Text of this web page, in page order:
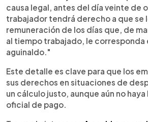
causa legal, antes del día veinte de
trabajador tendrá derecho a que se
remuneración de los días que, de
al tiempo trabajado, le
aguinaldo."
Este detalle es clave para que los
sus derechos en situaciones de
un cálculo justo, aunque aún no
oficial de pago.